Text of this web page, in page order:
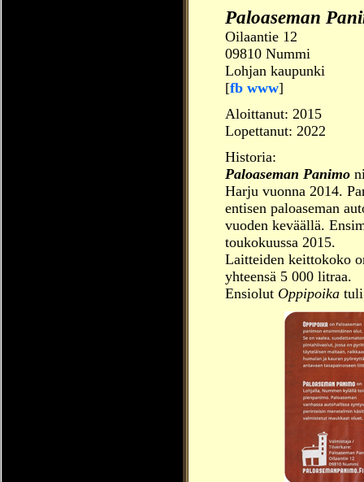
Paloaseman
Oilaantie 12
09810 Nummi
Lohjan kaupunki
[fb www]
Aloittanut: 2015
Lopettanut: 2022
Historia:
Paloaseman Panimo
Harju vuonna 2014.
entisen paloaseman
vuoden keväällä.
toukokuussa 2015.
Laitteiden keittokoko
yhteensä 5 000 litraa.
Ensiolut Oppipoika